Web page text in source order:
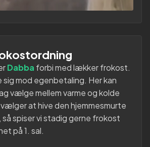
Dabba forbi med lækker frokost.
sig mod egenbetaling. Her kan
vælge mellem varme og kolde
at hive den hjemmesmurte
spiser vi stadig gerne frokost
på 1. sal.